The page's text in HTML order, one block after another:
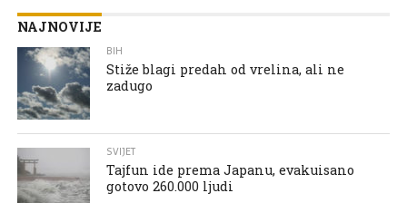
NAJNOVIJE
BIH
Stiže blagi predah od vrelina, ali ne
zadugo
SVIJET
Tajfun ide prema Japanu, evakuisano
gotovo 260.000 ljudi